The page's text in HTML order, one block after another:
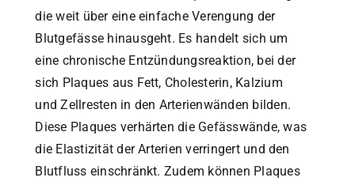
die weit über eine einfache Verengung der
Blutgefässe hinausgeht. Es handelt sich um
eine chronische Entzündungsreaktion, bei der
sich Plaques aus Fett, Cholesterin, Kalzium
und Zellresten in den Arterienwänden bilden.
Diese Plaques verhärten die Gefässwände, was
die Elastizität der Arterien verringert und den
Blutfluss einschränkt. Zudem können Plaques